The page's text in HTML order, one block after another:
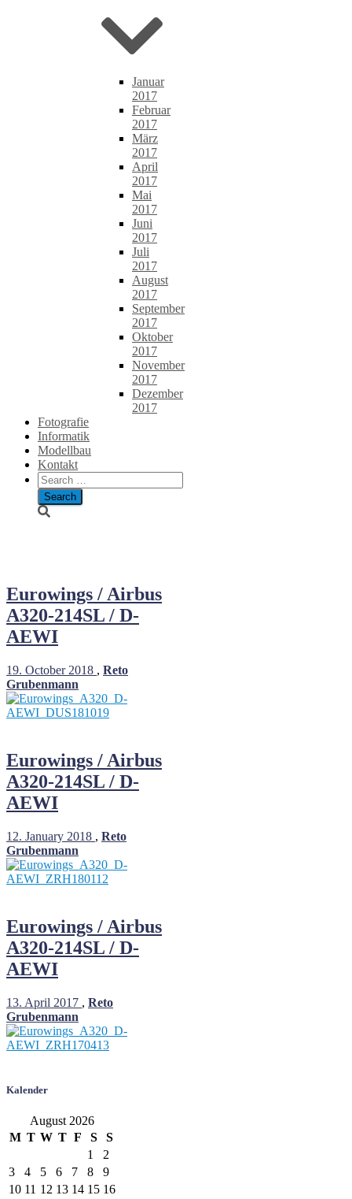
Januar
2017
Februar
2017
März
2017
April
2017
Mai
2017
Juni
2017
Juli
2017
August
2017
September
2017
Oktober
2017
November
2017
Dezember
2017
Fotografie
Informatik
Modellbau
Kontakt
Search
for:
Eurowings / Airbus
A320-214SL / D-
AEWI
19. October 2018 , Reto
Grubenmann
Eurowings / Airbus
A320-214SL / D-
AEWI
12. January 2018 , Reto
Grubenmann
Eurowings / Airbus
A320-214SL / D-
AEWI
13. April 2017 , Reto
Grubenmann
Kalender
August 2026
M T W T F S
S
1
2
3
4 5 6 7 8
9
10 11 12 13 14 15 16